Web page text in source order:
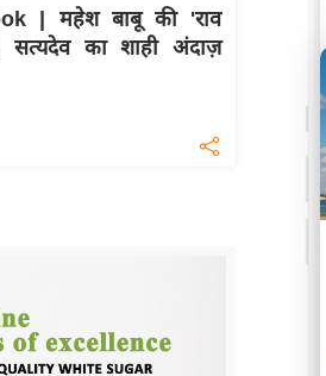
| महेश बाबू की 'राव
सत्यदेव का शाही अंदाज़